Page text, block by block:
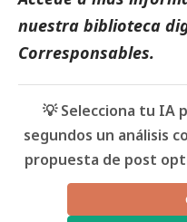
nuestra biblioteca
Corresponsables.
💡 Selecciona tu IA
segundos un análisis
propuesta de post